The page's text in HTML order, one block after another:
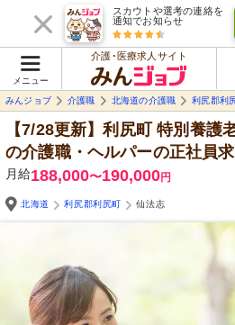
スカウトや選考の連絡を
通知でお知らせ
メニュー
介護･医療求人サイト
みんジョブ
介護職 北海道の介護職 利尻郡利
【7/28更新】利尻町 特別養護
の介護職・ヘルパーの正社員
月給188,000〜190,000円
北海道
利尻郡利尻町 仙法志